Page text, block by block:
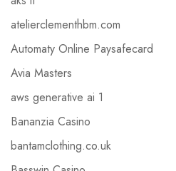
atelierclementhbm.com
Automaty Online Paysafecard
Avia Masters
aws generative ai 1
Bananzia Casino
bantamclothing.co.uk